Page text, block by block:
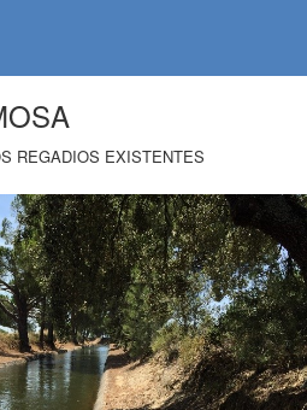
REGADIOS EXISTENTES